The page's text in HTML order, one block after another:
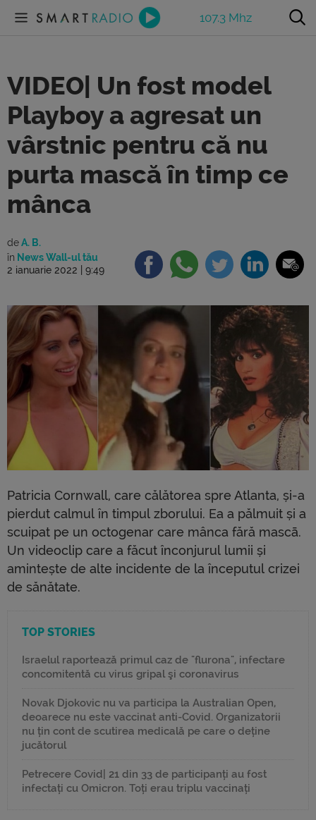
107.3 Mhz
VIDEO| Un fost model
Playboy a agresat un
vârstnic pentru că nu
purta mască în timp ce
mânca
deA. B.
în News Wall-ul tău
2 ianuarie 2022 | 9:49
Patricia Cornwall, care călătorea spre Atlanta, și-a
pierdut calmul în timpul zborului. Ea a pălmuit și a
scuipat pe un octogenar care mânca fără mascā.
Un videoclip care a făcut înconjurul lumii și
amintește de alte incidente de la începutul crizei
de sănătate.
TOP STORIES
Israelul raportează primul caz de "flurona", infectare
concomitentă cu virus gripal şi coronavirus
Novak Djokovic nu va participa la Australian Open,
deoarece nu este vaccinat anti-Covid. Organizatorii
nu țin cont de scutirea medicală pe care o deține
jucătorul
Petrecere Covid| 21 din 33 de participanți au fost
infectați cu Omicron. Toți erau triplu vaccinați